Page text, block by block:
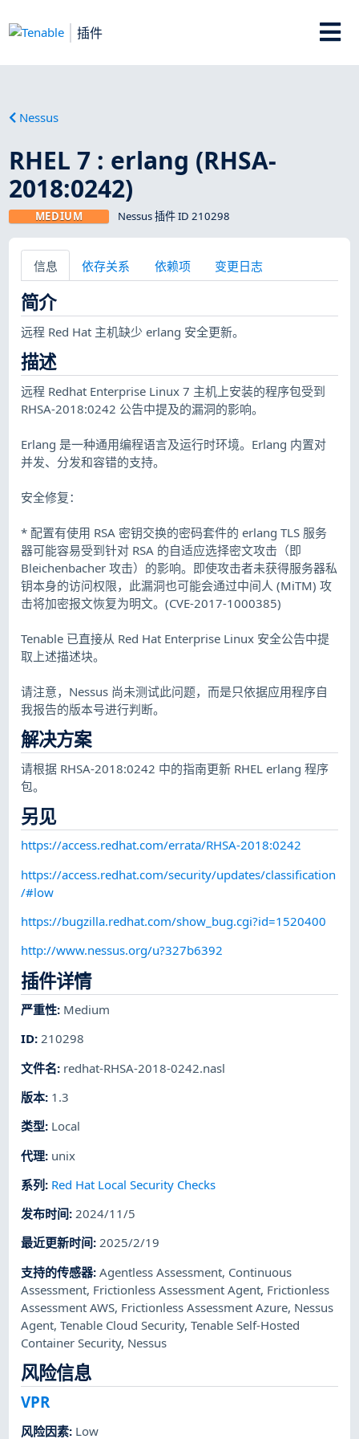
插件
Nessus
RHEL 7 : erlang (RHSA-
2018:0242)
MEDIUM Nessus 插件 ID 210298
信息 依存关系 依赖项 变更日志
简介
远程 Red Hat 主机缺少 erlang 安全更新。
描述
远程 Redhat Enterprise Linux 7 主机上安装的程序包受到
RHSA-2018:0242 公告中提及的漏洞的影响。
Erlang 是一种通用编程语言及运行时环境。Erlang 内置对
并发、分发和容错的支持。
安全修复：
* 配置有使用 RSA 密钥交换的密码套件的 erlang TLS 服务
器可能容易受到针对 RSA 的自适应选择密文攻击（即
Bleichenbacher 攻击）的影响。即使攻击者未获得服务器私
钥本身的访问权限，此漏洞也可能会通过中间人 (MiTM) 攻
击将加密报文恢复为明文。(CVE-2017-1000385)
Tenable 已直接从 Red Hat Enterprise Linux 安全公告中提
取上述描述块。
请注意，Nessus 尚未测试此问题，而是只依据应用程序自
我报告的版本号进行判断。
解决方案
请根据 RHSA-2018:0242 中的指南更新 RHEL erlang 程序
包。
另见
https://access.redhat.com/errata/RHSA-2018:0242
https://access.redhat.com/security/updates/classification
/#low
https://bugzilla.redhat.com/show_bug.cgi?id=1520400
http://www.nessus.org/u?327b6392
插件详情
严重性: Medium
ID:210298
文件名: redhat-RHSA-2018-0242.nasl
版本: 1.3
类型: Local
代理: unix
系列: Red Hat Local Security Checks
发布时间:2024/11/5
最近更新时间:2025/2/19
支持的传感器:Agentless Assessment, Continuous
Assessment, Frictionless Assessment Agent, Frictionless
Assessment AWS, Frictionless Assessment Azure, Nessus
Agent,Tenable Cloud Security,Tenable Self-Hosted
Container Security, Nessus
风险信息
VPR
风险因素: Low